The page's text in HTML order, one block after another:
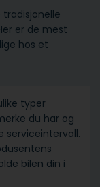
er de mest
hos et
typer
du har og
serviceintervall.
bilen din i